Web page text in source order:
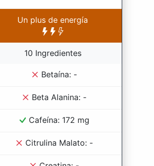
Un plus de energía
10 Ingredientes
Betaína: -
Beta Alanina: -
Cafeína: 172 mg
Citrulina Malato: -